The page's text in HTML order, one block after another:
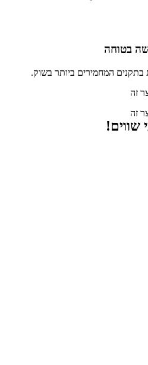
בטוחה
המחמירים ביותר בשוק.
זה
זה
שווים!